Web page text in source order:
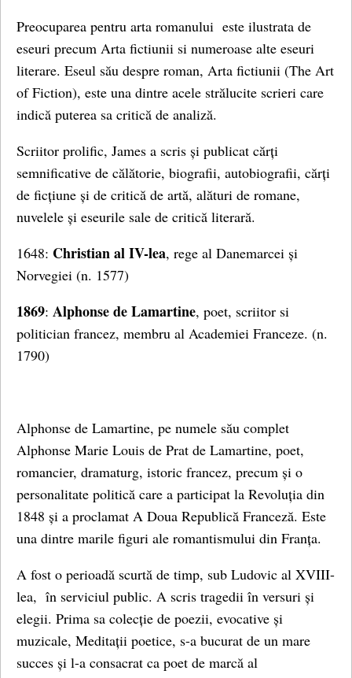
Preocuparea pentru arta romanului este ilustrata de
eseuri precum Arta fictiunii si numeroase alte eseuri
literare. Eseul său despre roman, Arta fictiunii (The Art
of Fiction), este una dintre acele strălucite scrieri care
indică puterea sa critică de analiză.
Scriitor prolific, James a scris și publicat cărți
semnificative de călătorie, biografii, autobiografii, cărți
de ficțiune și de critică de artă, alături de romane,
nuvelele și eseurile sale de critică literară.
1648: Christian al IV-lea, rege al Danemarcei și
Norvegiei (n. 1577)
1869: Alphonse de Lamartine, poet, scriitor si
politician francez, membru al Academiei Franceze. (n.
1790)
Alphonse de Lamartine, pe numele său complet
Alphonse Marie Louis de Prat de Lamartine, poet,
romancier, dramaturg, istoric francez, precum și o
personalitate politică care a participat la Revoluția din
1848 și a proclamat A Doua Republică Franceză. Este
una dintre marile figuri ale romantismului din Franța.
A fost o perioadă scurtă de timp, sub Ludovic al XVIII-
lea, în serviciul public. A scris tragedii în versuri și
elegii. Prima sa colecție de poezii, evocative și
muzicale, Meditații poetice, s-a bucurat de un mare
succes și l-a consacrat ca poet de marcă al